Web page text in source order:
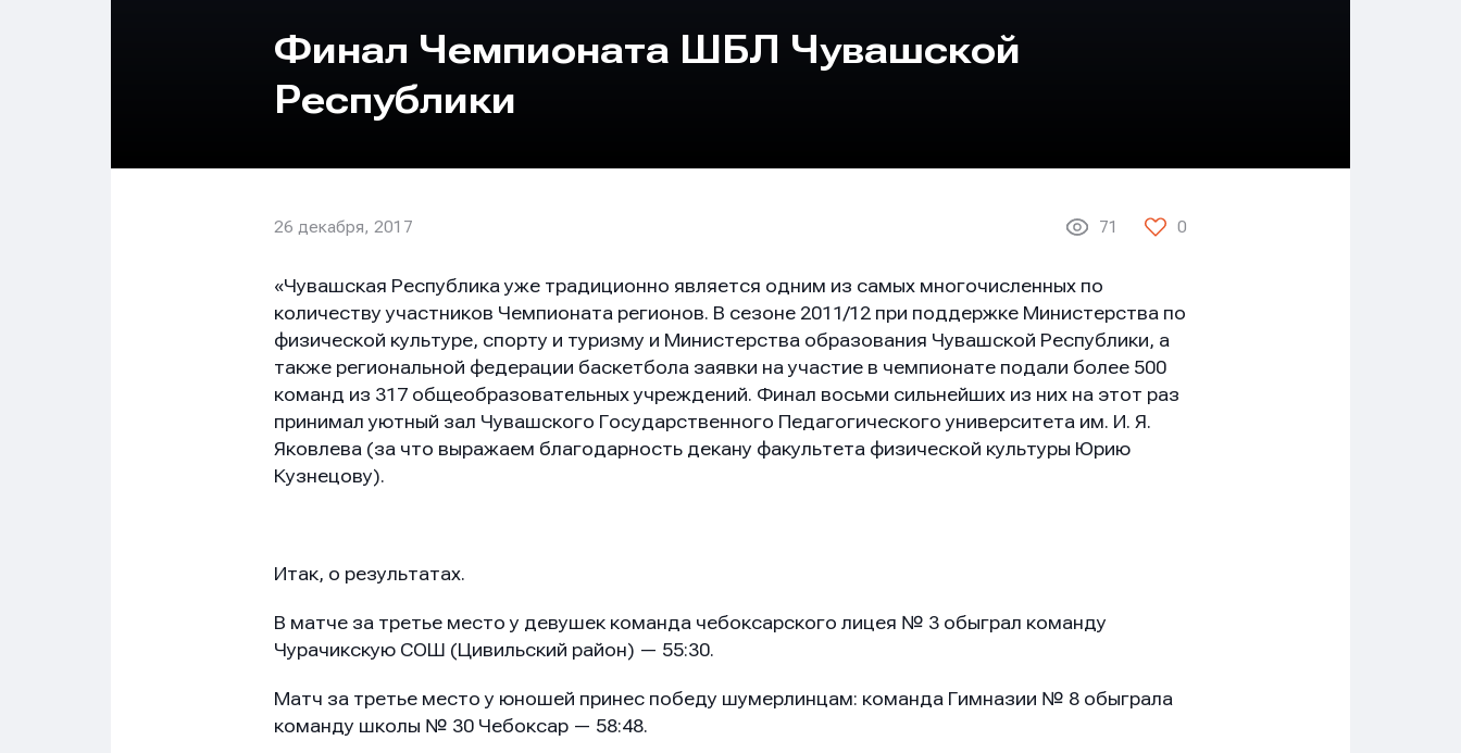
Финал Чемпионата ШБЛ Чувашской
Республики
26 декабря, 2017 71 0
«Чувашская Республика уже традиционно является одним из самых многочисленных по
количеству участников Чемпионата регионов. В сезоне 2011/12 при поддержке Министерства по
физической культуре, спорту и туризму и Министерства образования Чувашской Республики, а
также региональной федерации баскетбола заявки на участие в чемпионате подали более 500
команд из 317 общеобразовательных учреждений. Финал восьми сильнейших из них на этот раз
принимал уютный зал Чувашского Государственного Педагогического университета им. И. Я.
Яковлева (за что выражаем благодарность декану факультета физической культуры Юрию
Кузнецову).
Итак, о результатах.
В матче за третье место у девушек команда чебоксарского лицея № 3 обыграл команду
Чурачикскую СОШ (Цивильский район) — 55:30.
Матч за третье место у юношей принес победу шумерлинцам: команда Гимназии № 8 обыграла
команду школы № 30 Чебоксар — 58:48.